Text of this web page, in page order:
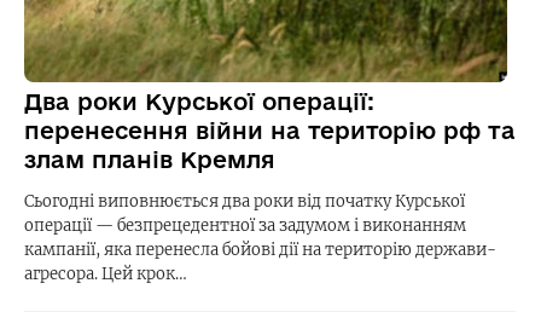
Два роки Курської операції:
перенесення війни на територію рф та
злам планів Кремля
Сьогодні виповнюється два роки від початку Курської
операції — безпрецедентної за задумом і виконанням
кампанії, яка перенесла бойові дії на територію держави-
агресора. Цей крок…